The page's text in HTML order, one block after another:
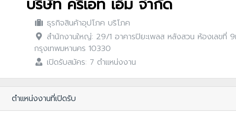
บริษัท ครีเอท เอ็ม จำกัด
ธุรกิจสินค้าอุปโภค บริโภค
สำนักงานใหญ่: 29/1 อาคารปิยะเพลส หลังสวน ห้องเลข
กรุงเทพมหานคร 10330
เปิดรับสมัคร: 7 ตำแหน่งงาน
ตำแหน่งงานที่เปิดรับ